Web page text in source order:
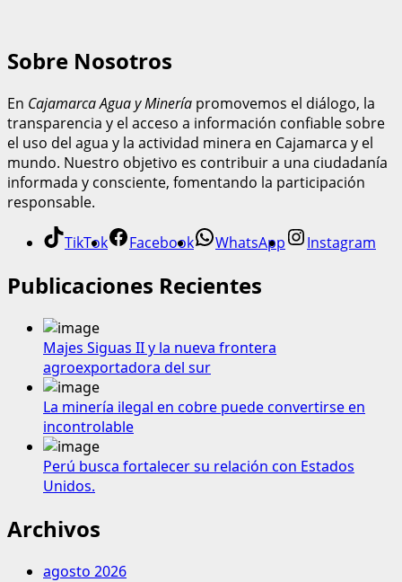
Sobre Nosotros
En Cajamarca Agua y Minería promovemos el diálogo, la
transparencia y el acceso a información confiable sobre
el uso del agua y la actividad minera en Cajamarca y el
mundo. Nuestro objetivo es contribuir a una ciudadanía
informada y consciente, fomentando la participación
responsable.
TikTok Facebook WhatsApp Instagram
Publicaciones Recientes
Majes Siguas II y la nueva frontera
agroexportadora del sur
La minería ilegal en cobre puede convertirse en
incontrolable
Perú busca fortalecer su relación con Estados
Unidos.
Archivos
agosto 2026